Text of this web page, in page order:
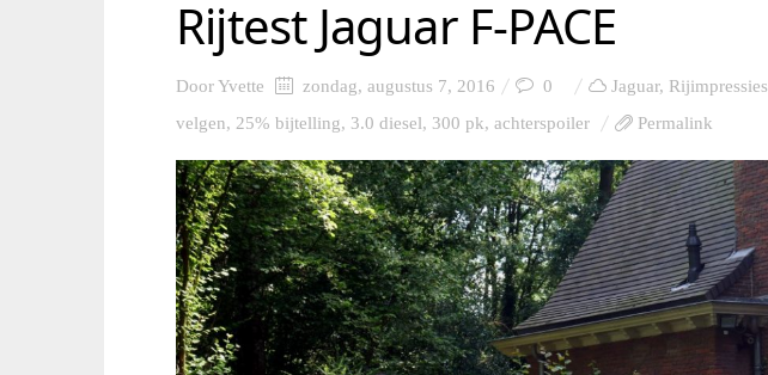
Rijtest Jaguar F-PACE
DoorYvette zondag, augustus 7, 2016 0 Jaguar, Rijimpressies
velgen, 25% bijtelling, 3.0 diesel, 300 pk, achterspoiler Permalink